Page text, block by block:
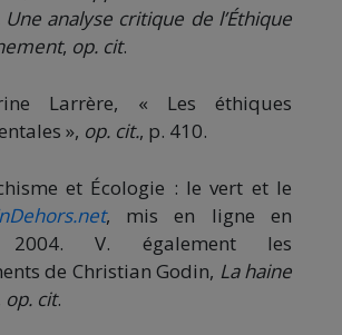
analyse critique de l’Éthique
, op. cit.
Larrère, « Les éthiques
», op. cit., p. 410.
et Écologie : le vert et le
, mis en ligne en
2004. V. également les
de Christian Godin, La haine
op. cit.